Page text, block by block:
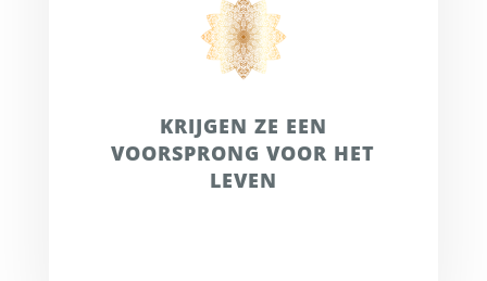
KRIJGEN ZE EEN
VOORSPRONG VOOR HET
LEVEN